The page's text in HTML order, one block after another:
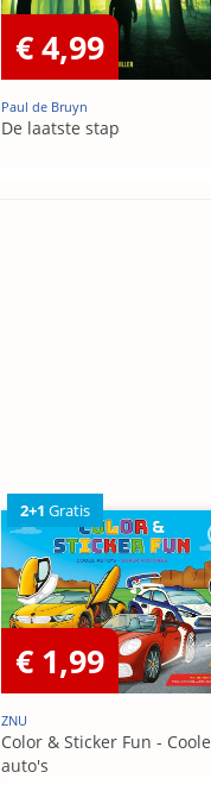
€ 4,99
Paul de Bruyn
De laatste stap
2+1 Gratis
€ 1,99
ZNU
Color & Sticker Fun - Coole
auto's